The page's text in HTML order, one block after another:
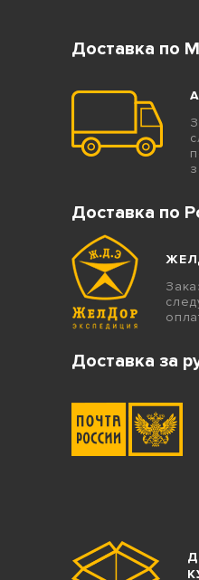
Доставка по
Доставка по
Доставка за